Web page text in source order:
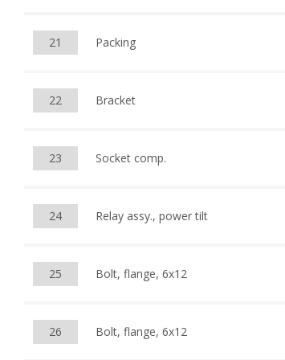
21 Packing
22 Bracket
23 Socket comp.
24 Relay assy., power tilt
25 Bolt, flange, 6x12
26 Bolt, flange, 6x12